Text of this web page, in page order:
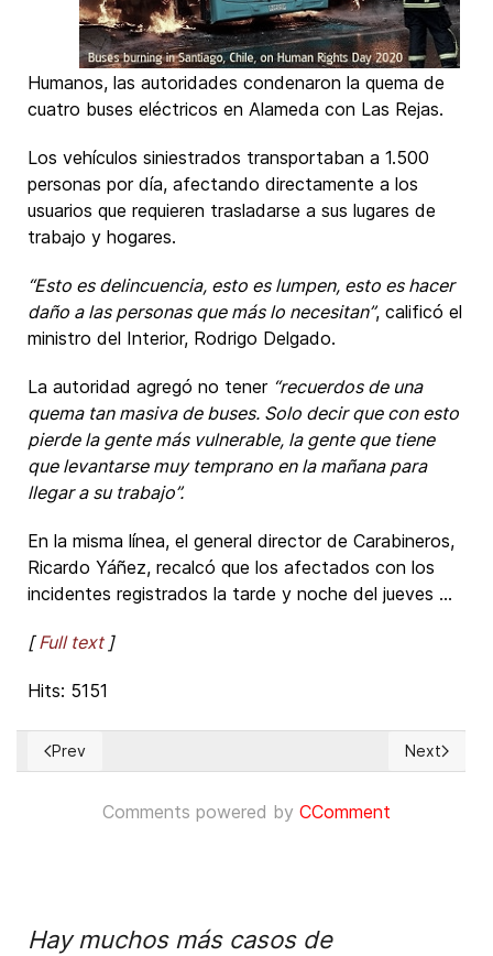
Humanos, las autoridades condenaron la quema de
cuatro buses eléctricos en Alameda con Las Rejas.
Los vehículos siniestrados transportaban a 1.500
personas por día, afectando directamente a los
usuarios que requieren trasladarse a sus lugares de
trabajo y hogares.
“Esto es delincuencia, esto es lumpen, esto es hacer
daño a las personas que más lo necesitan”, calificó el
ministro del Interior, Rodrigo Delgado.
La autoridad agregó no tener “recuerdos de una
quema tan masiva de buses. Solo decir que con esto
pierde la gente más vulnerable, la gente que tiene
que levantarse muy temprano en la mañana para
llegar a su trabajo”.
En la misma línea, el general director de Carabineros,
Ricardo Yáñez, recalcó que los afectados con los
incidentes registrados la tarde y noche del jueves ...
[Full text]
Hits: 5151
Previous article: Tibetans in Exile Applaud Passage of US
Prev Next
Next
Comments powered by CComment
Hay muchos más casos de